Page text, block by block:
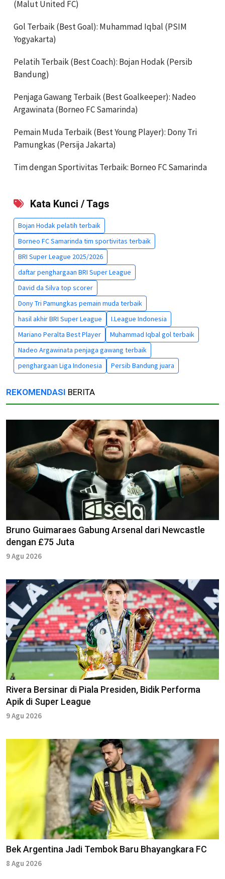
(Malut United FC)
Gol Terbaik (Best Goal): Muhammad Iqbal (PSIM
Yogyakarta)
Pelatih Terbaik (Best Coach): Bojan Hodak (Persib
Bandung)
Penjaga Gawang Terbaik (Best Goalkeeper): Nadeo
Argawinata (Borneo FC Samarinda)
Pemain Muda Terbaik (Best Young Player): Dony Tri
Pamungkas (Persija Jakarta)
Tim dengan Sportivitas Terbaik: Borneo FC Samarinda
Kata Kunci / Tags
Bojan Hodak pelatih terbaik
Borneo FC Samarinda tim sportivitas terbaik
BRI Super League 2025/2026
daftar penghargaan BRI Super League
David da Silva top scorer
Dony Tri Pamungkas pemain muda terbaik
hasil akhir BRI Super League
I.League Indonesia
Mariano Peralta Best Player
Muhammad Iqbal gol terbaik
Nadeo Argawinata penjaga gawang terbaik
penghargaan Liga Indonesia
Persib Bandung juara
REKOMENDASI BERITA
Bruno Guimaraes Gabung Arsenal dari Newcastle
dengan £75 Juta
9 Agu 2026
Rivera Bersinar di Piala Presiden, Bidik Performa
Apik di Super League
9 Agu 2026
Bek Argentina Jadi Tembok Baru Bhayangkara FC
8 Agu 2026